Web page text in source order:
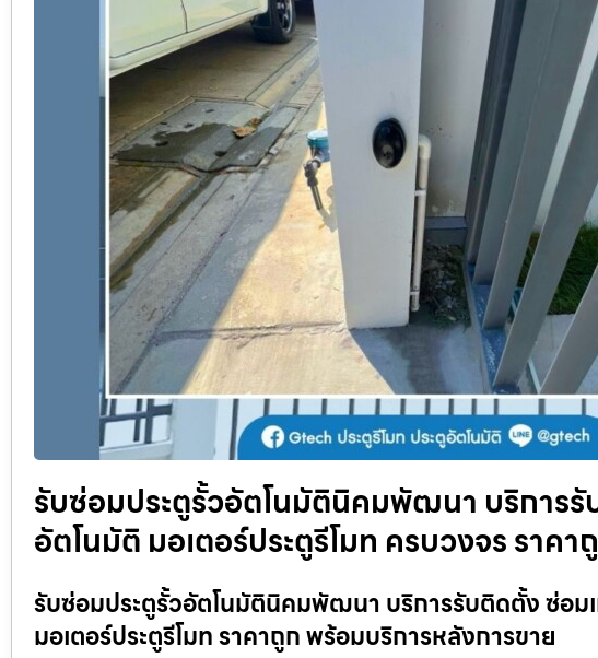
รับซ่อมประตูรั้วอัตโนมัตินิคมพัฒนา บริการรั
อัตโนมัติ มอเตอร์ประตูรีโมท ครบวงจร ราคา
รับซ่อมประตูรั้วอัตโนมัตินิคมพัฒนา บริการรับติดตั้ง ซ่อม
มอเตอร์ประตูรีโมท ราคาถูก พร้อมบริการหลังการขาย